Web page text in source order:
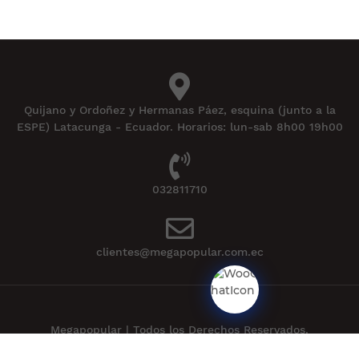
Quijano y Ordoñez y Hermanas Páez, esquina (junto a la
ESPE) Latacunga - Ecuador. Horarios: lun-sab 8h00 19h00
032811710
clientes@megapopular.com.ec
Megapopular | Todos los Derechos Reservados.